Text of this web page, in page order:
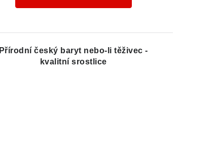
Přírodní český baryt nebo-li těživec -
kvalitní srostlice